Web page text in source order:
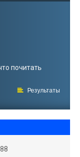
почитать
Результаты